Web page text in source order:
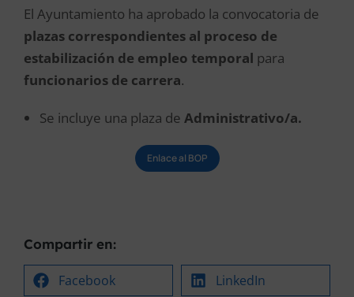
El Ayuntamiento ha aprobado la convocatoria de
plazas correspondientes al proceso de
estabilización de empleo temporal para
funcionarios de carrera.
Se incluye una plaza de Administrativo/a.
Enlace al BOP
Compartir en:
Facebook LinkedIn